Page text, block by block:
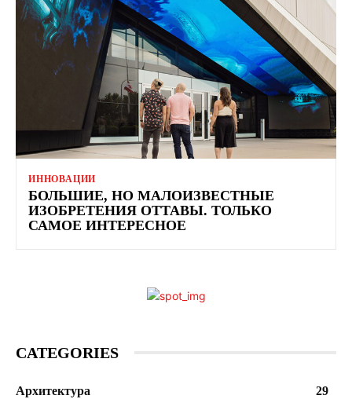
ИННОВАЦИИ
БОЛЬШИЕ, НО МАЛОИЗВЕСТНЫЕ
ИЗОБРЕТЕНИЯ ОТТАВЫ. ТОЛЬКО
САМОЕ ИНТЕРЕСНОЕ
CATEGORIES
Архитектура
29